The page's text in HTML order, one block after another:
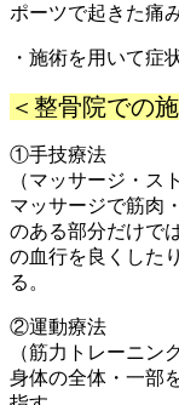
ポーツで起きた痛
・施術を用いて症
＜整骨院での
①手技療法
（マッサージ・ス
マッサージで筋肉
のある部分だけで
の血行を良くした
る。
②運動療法
（筋力トレーニン
身体の全体・一部